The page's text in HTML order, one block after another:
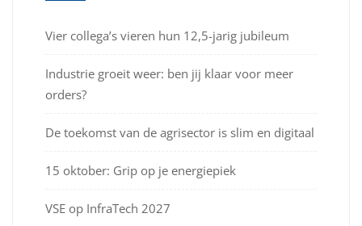
Vier collega’s vieren hun 12,5-jarig jubileum
Industrie groeit weer: ben jij klaar voor meer
orders?
De toekomst van de agrisector is slim en digitaal
15 oktober: Grip op je energiepiek
VSE op InfraTech 2027